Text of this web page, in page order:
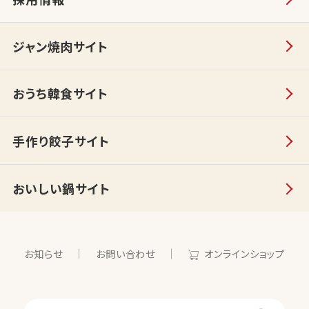
ジャン焼肉サイト
おうち韓食サイト
手作り餃子サイト
おいしい鍋サイト
お知らせ お問い合わせ オンラインショップ